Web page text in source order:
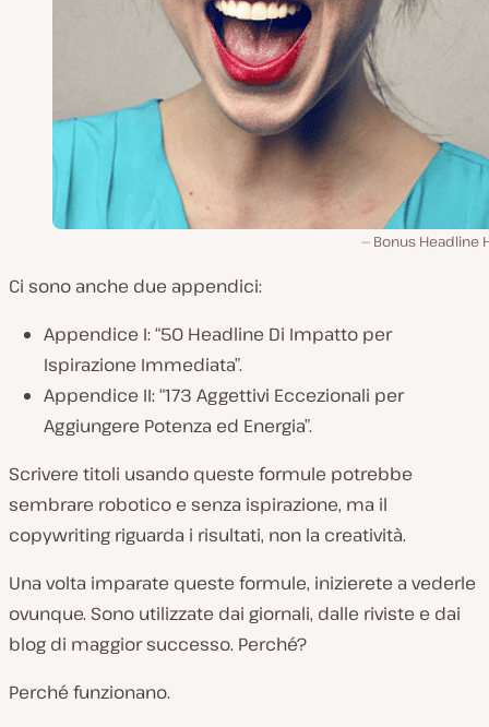
Bonus Headline
Ci sono anche due appendici:
Appendice I: “50 Headline Di Impatto per
Ispirazione Immediata”.
Appendice II: “173 Aggettivi Eccezionali per
Aggiungere Potenza ed Energia”.
Scrivere titoli usando queste formule potrebbe
sembrare robotico e senza ispirazione, ma il
copywriting riguarda i risultati, non la creatività.
Una volta imparate queste formule, inizierete a vederle
ovunque. Sono utilizzate dai giornali, dalle riviste e dai
blog di maggior successo. Perché?
Perché funzionano.